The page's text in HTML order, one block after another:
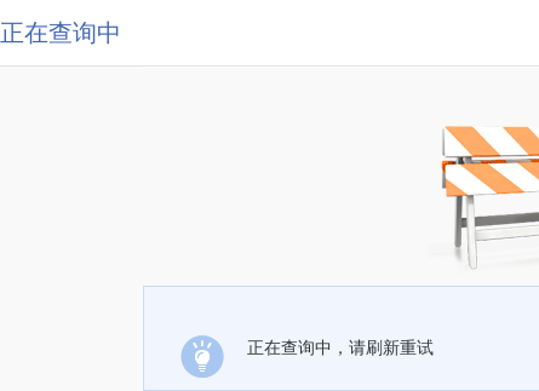
正在查询中
正在查询中，请刷新重试